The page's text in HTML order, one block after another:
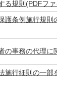
る規則(PDFフ
護条例施行規
の事務の代理
施行細則の一部